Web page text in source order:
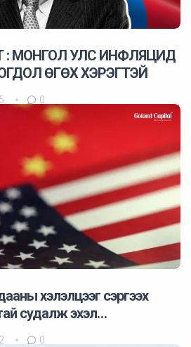
: МОНГОЛ УЛС ИНФЛЯЦИД
ӨГӨХ ХЭРЭГТЭЙ
0
хэлэлцээг сэргээх
судалж эхэл…
0